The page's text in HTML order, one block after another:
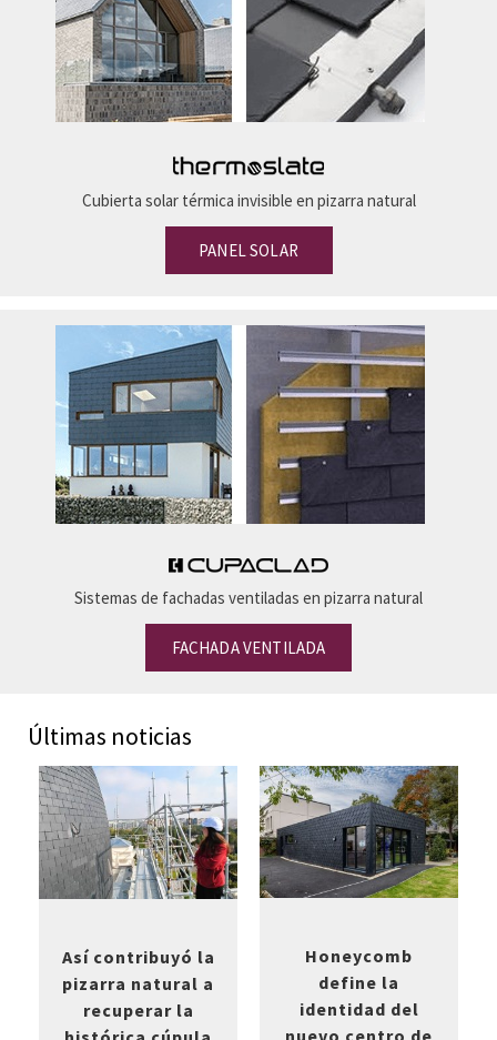
Cubierta solar térmica invisible en pizarra natural
PANEL SOLAR
Sistemas de fachadas ventiladas en pizarra natural
FACHADA VENTILADA
Últimas noticias
Así contribuyó la
pizarra natural a
recuperar la
Honeycomb
define la
identidad del